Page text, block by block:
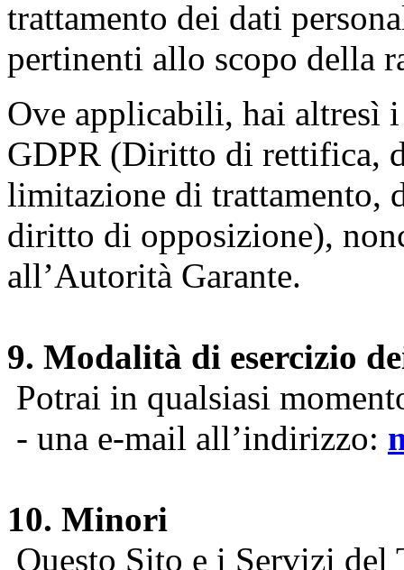
trattamento dei dati
pertinenti allo scopo della
Ove applicabili, hai
GDPR (Diritto di rettifica,
limitazione di trattamento,
diritto di opposizione),
all’Autorità Garante.
9. Modalità di esercizio
Potrai in qualsiasi
- una e-mail all’indirizzo:
10. Minori
Questo Sito e i Servizi del